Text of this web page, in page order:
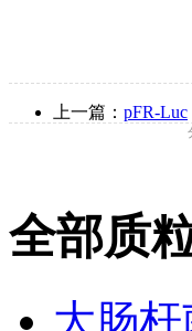
上一篇： pFR-Luc
全部质
大肠